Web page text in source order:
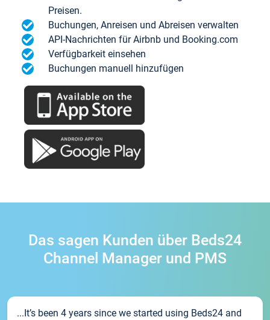
Preisen.
Buchungen, Anreisen und Abreisen verwalten
API-Nachrichten für Airbnb und Booking.com
Verfügbarkeit einsehen
Buchungen manuell hinzufügen
Das sagen Kunden über Beds24
Channel Manager und PMS
...It’s been 4 years since we started using Beds24 and